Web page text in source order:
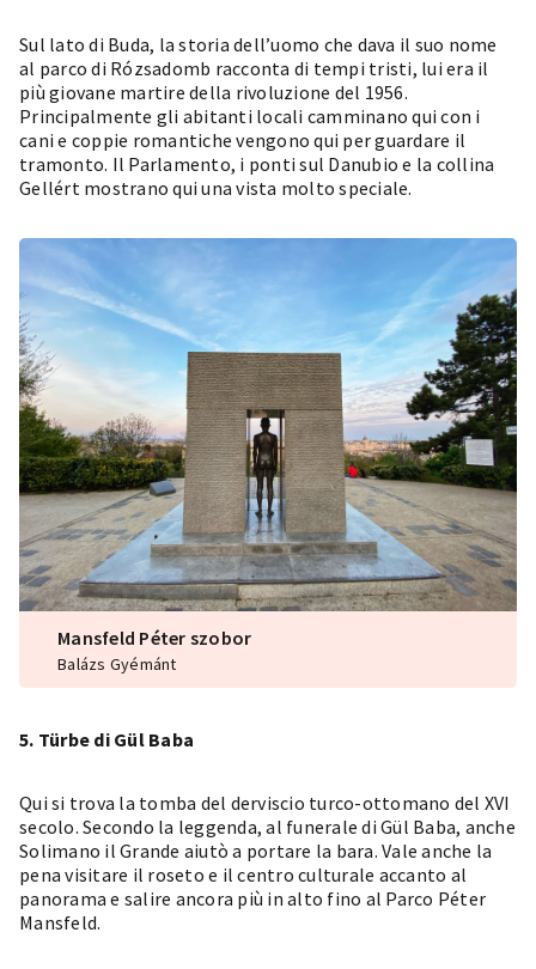
Sul lato di Buda, la storia dell’uomo che dava il suo nome
al parco di Rózsadomb racconta di tempi tristi, lui era il
più giovane martire della rivoluzione del 1956.
Principalmente gli abitanti locali camminano qui con i
cani e coppie romantiche vengono qui per guardare il
tramonto. Il Parlamento, i ponti sul Danubio e la collina
Gellért mostrano qui una vista molto speciale.
Mansfeld Péter szobor
Balázs Gyémánt
5. Türbe di Gül Baba
Qui si trova la tomba del derviscio turco-ottomano del XVI
secolo. Secondo la leggenda, al funerale di Gül Baba, anche
Solimano il Grande aiutò a portare la bara. Vale anche la
pena visitare il roseto e il centro culturale accanto al
panorama e salire ancora più in alto fino al Parco Péter
Mansfeld.